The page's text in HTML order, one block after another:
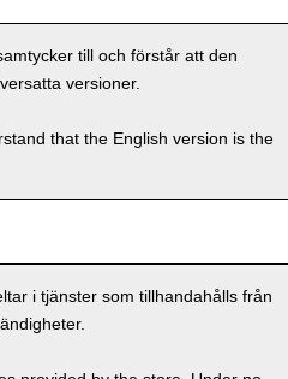
till och förstår att den
versioner.
that the English version is the
i tjänster som tillhandahålls från